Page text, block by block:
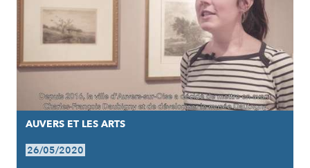
AUVERS ET LES ARTS
26/05/2020